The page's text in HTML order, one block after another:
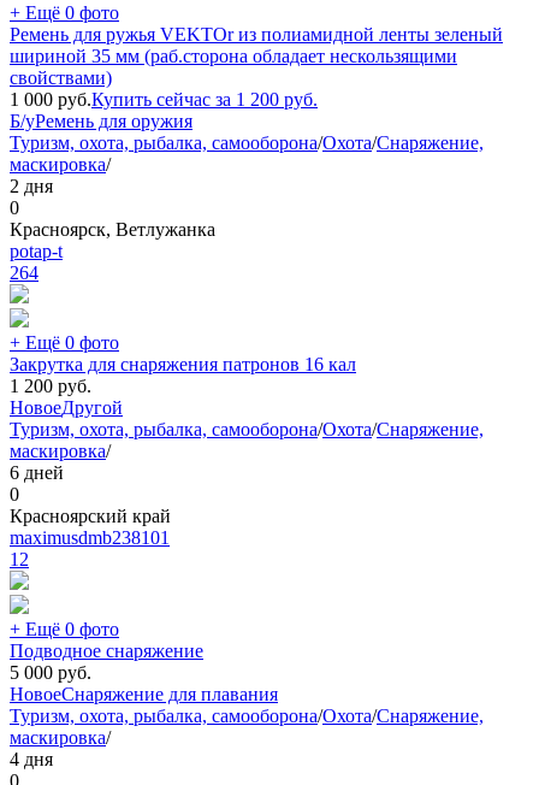
+ Ещё 0 фото
Ремень для ружья VEKTOr из полиамидной ленты зеленый
шириной 35 мм (раб.сторона обладает нескользящими
свойствами)
1 000 руб.Купить сейчас за 1 200 руб.
Б/уРемень для оружия
Туризм, охота, рыбалка, самооборона/Охота/Снаряжение,
маскировка/
2 дня
0
Красноярск, Ветлужанка
potap-t
264
+ Ещё 0 фото
Закрутка для снаряжения патронов 16 кал
1 200 руб.
НовоеДругой
Туризм, охота, рыбалка, самооборона/Охота/Снаряжение,
маскировка/
6 дней
0
Красноярский край
maximusdmb238101
12
+ Ещё 0 фото
Подводное снаряжение
5 000 руб.
НовоеСнаряжение для плавания
Туризм, охота, рыбалка, самооборона/Охота/Снаряжение,
маскировка/
4 дня
0